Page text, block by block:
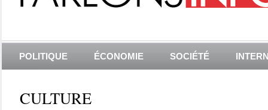
POLITIQUE ÉCONOMIE SOCIÉTÉ
CULTURE